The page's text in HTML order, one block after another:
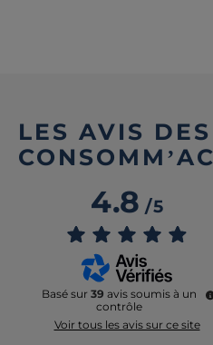
LES AVIS
4.8/5
Basé sur 39 avis soumis à un
contrôle
Voir tous les avis sur ce site